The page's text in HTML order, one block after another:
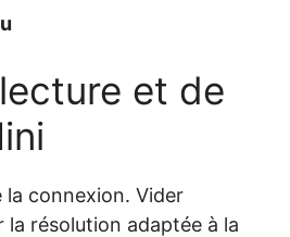
et de
connexion. Vider
résolution adaptée à la